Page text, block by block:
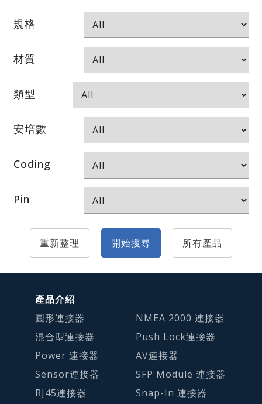
規格
材質
類型
安培數
Coding
Pin
重新整理 開始搜尋 所有產品
產品介紹
圓形連接器
混合型連接器
Power 連接器
Sensor連接器
RJ45連接器
NMEA 2000 連接器
Push Lock連接器
AV連接器
SFP Module 連接器
Snap-In 連接器